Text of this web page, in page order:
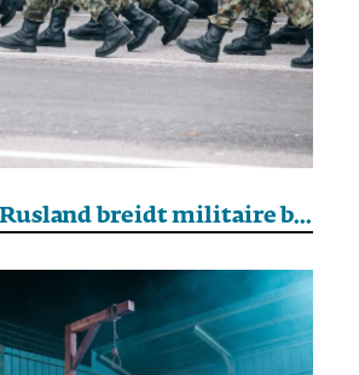
Onderzoek: Rusland breidt militaire bases uit aan de Finse en Baltische grens